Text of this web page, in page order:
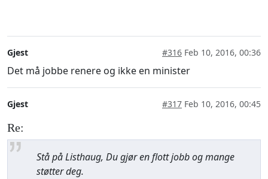
Gjest #316 Feb 10, 2016, 00:36
Det må jobbe renere og ikke en minister
Gjest #317 Feb 10, 2016, 00:45
Re:
Stå på Listhaug, Du gjør en flott jobb og mange
støtter deg.